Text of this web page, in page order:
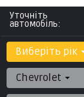
Уточніть
автомобіль:
Виберіть рік
Chevrolet